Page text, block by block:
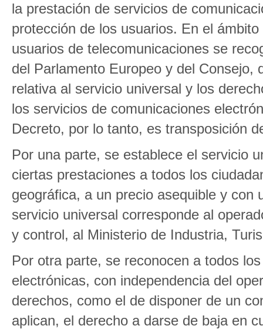
la prestación de servicios de
protección de los usuarios. En el
usuarios de telecomunicaciones se
del Parlamento Europeo y del
relativa al servicio universal y los
los servicios de comunicaciones
Decreto, por lo tanto, es transposición
Por una parte, se establece el servicio
ciertas prestaciones a todos los
geográfica, a un precio asequible y con
servicio universal corresponde al
y control, al Ministerio de Industria,
Por otra parte, se reconocen a todos
electrónicas, con independencia del
derechos, como el de disponer de un
aplican, el derecho a darse de baja en